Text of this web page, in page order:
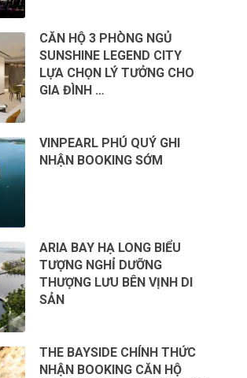
CĂN HỘ 3 PHÒNG NGỦ
SUNSHINE LEGEND CITY
LỰA CHỌN LÝ TƯỞNG CHO
GIA ĐÌNH …
VINPEARL PHÚ QUÝ GHI
NHẬN BOOKING SỚM
ARIA BAY HẠ LONG BIỂU
TƯỢNG NGHỈ DƯỠNG
THƯỢNG LƯU BÊN VỊNH DI
SẢN
THE BAYSIDE CHÍNH THỨC
NHẬN BOOKING CĂN HỘ